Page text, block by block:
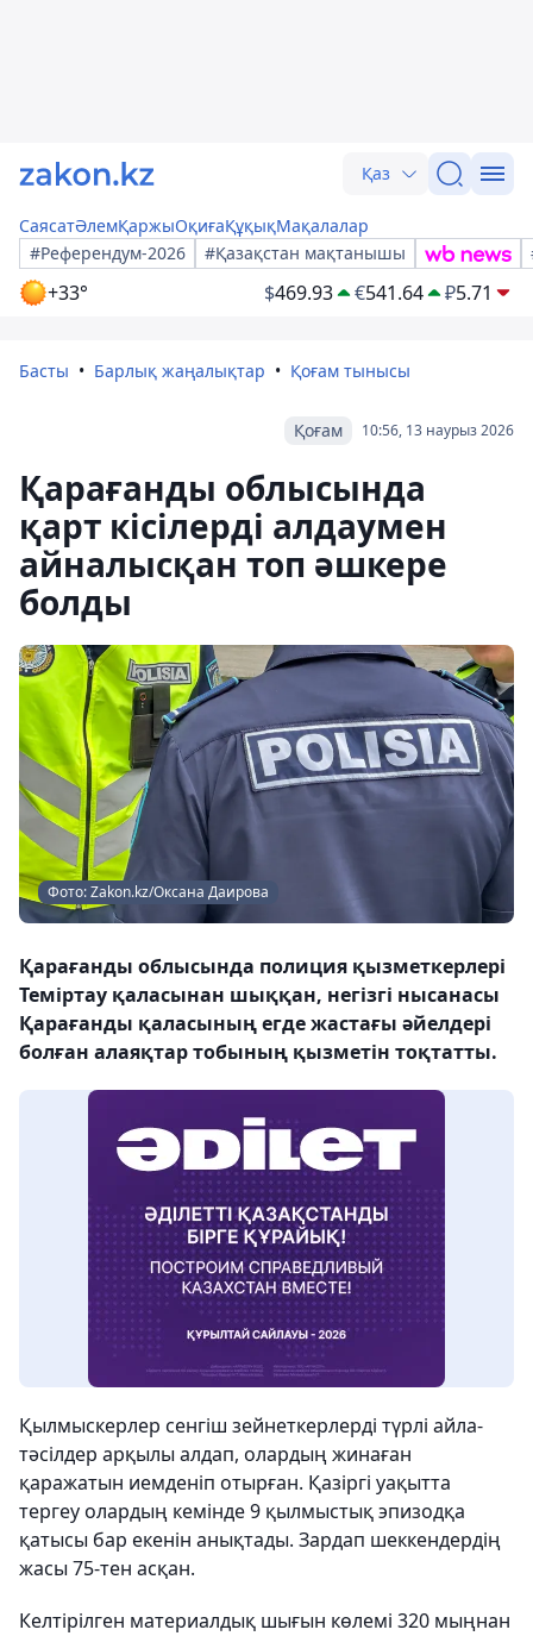
Қаз
СаясатӘлемҚаржыОқиғаҚұқықМақалалар
#Референдум-2026
#Қазақстан мақтанышы
+33° $469.93 €541.64 ₽5.71
Басты Барлық жаңалықтар Қоғам тынысы
10:56, 13 наурыз 2026
Қоғам
Қарағанды облысында
қарт кісілерді алдаумен
айналысқан топ әшкере
болды
Фото: Zakon.kz/Оксана Даирова
Қарағанды облысында полиция қызметкерлері
Теміртау қаласынан шыққан, негізгі нысанасы
Қарағанды қаласының егде жастағы әйелдері
болған алаяқтар тобының қызметін тоқтатты.
Қылмыскерлер сенгіш зейнеткерлерді түрлі айла-
тәсілдер арқылы алдап, олардың жинаған
қаражатын иемденіп отырған. Қазіргі уақытта
тергеу олардың кемінде 9 қылмыстық эпизодқа
қатысы бар екенін анықтады. Зардап шеккендердің
жасы 75-тен асқан.
Келтірілген материалдық шығын көлемі 320 мыңнан